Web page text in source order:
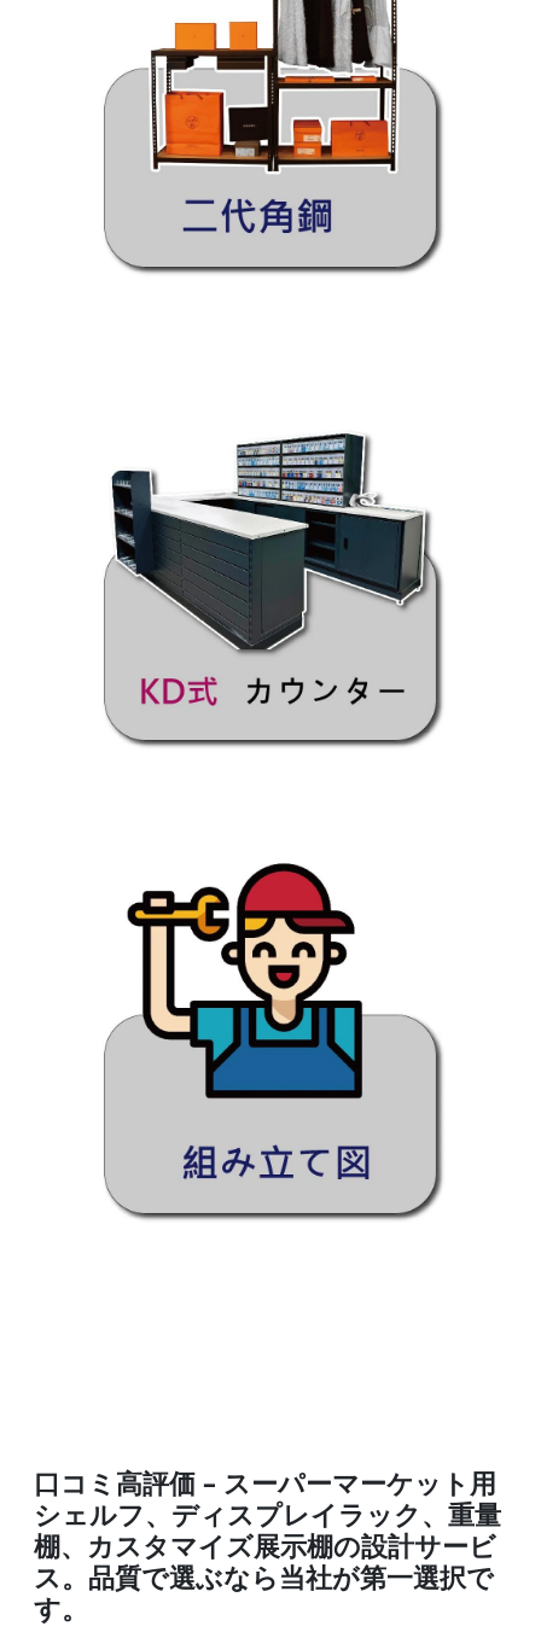
口コミ高評価 – スーパーマーケット用
シェルフ、ディスプレイラック、重量
棚、カスタマイズ展示棚の設計サービ
ス。品質で選ぶなら当社が第一選択で
す。